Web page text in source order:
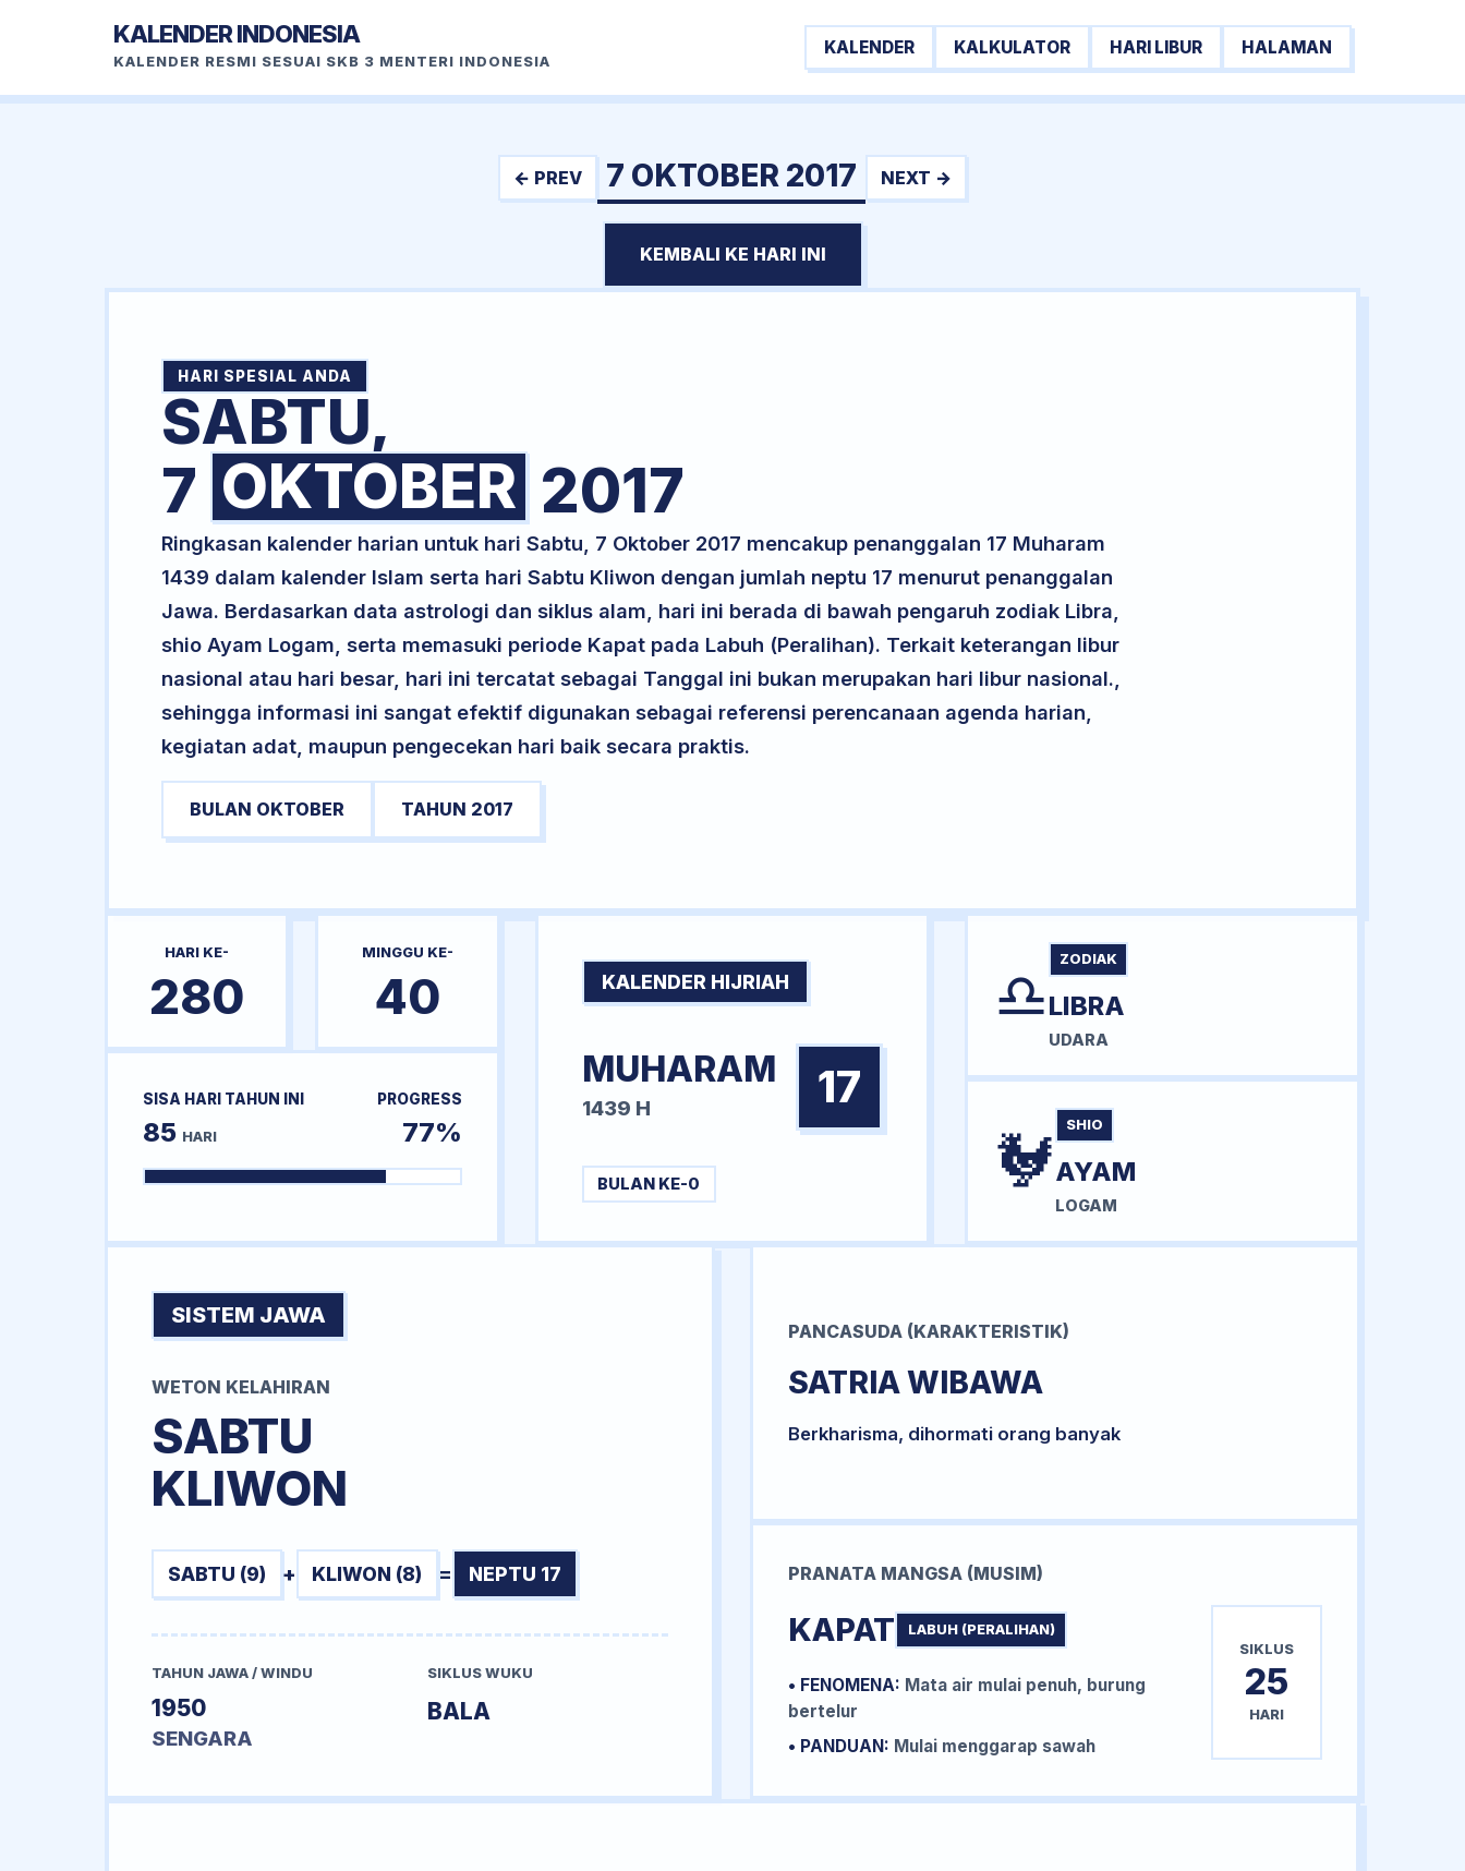
KALENDER INDONESIA
KALENDER RESMI SESUAI SKB 3 MENTERI INDONESIA
KALENDER KALKULATOR HARI LIBUR HALAMAN
← PREV 7 OKTOBER 2017 NEXT →
KEMBALI KE HARI INI
HARI SPESIAL ANDA
SABTU,
7 OKTOBER 2017
Ringkasan kalender harian untuk hari Sabtu, 7 Oktober 2017 mencakup penanggalan 17 Muharam
1439 dalam kalender Islam serta hari Sabtu Kliwon dengan jumlah neptu 17 menurut penanggalan
Jawa. Berdasarkan data astrologi dan siklus alam, hari ini berada di bawah pengaruh zodiak Libra,
shio Ayam Logam, serta memasuki periode Kapat pada Labuh (Peralihan). Terkait keterangan libur
nasional atau hari besar, hari ini tercatat sebagai Tanggal ini bukan merupakan hari libur nasional.,
sehingga informasi ini sangat efektif digunakan sebagai referensi perencanaan agenda harian,
kegiatan adat, maupun pengecekan hari baik secara praktis.
BULAN OKTOBER TAHUN 2017
HARI KE-
280
MINGGU KE-
40
SISA HARI TAHUN INI
85 HARI
PROGRESS
77%
KALENDER HIJRIAH
MUHARAM
1439 H 17
BULAN KE-0
♎ ZODIAK
LIBRA
UDARA
🐓 SHIO
AYAM
LOGAM
SISTEM JAWA
WETON KELAHIRAN
SABTU
KLIWON
SABTU (9) + KLIWON (8) = NEPTU 17
TAHUN JAWA / WINDU
1950
SENGARA
SIKLUS WUKU
BALA
PANCASUDA (KARAKTERISTIK)
SATRIA WIBAWA
Berkharisma, dihormati orang banyak
PRANATA MANGSA (MUSIM)
KAPAT LABUH (PERALIHAN)
• FENOMENA: Mata air mulai penuh, burung
bertelur
• PANDUAN: Mulai menggarap sawah
SIKLUS
25
HARI